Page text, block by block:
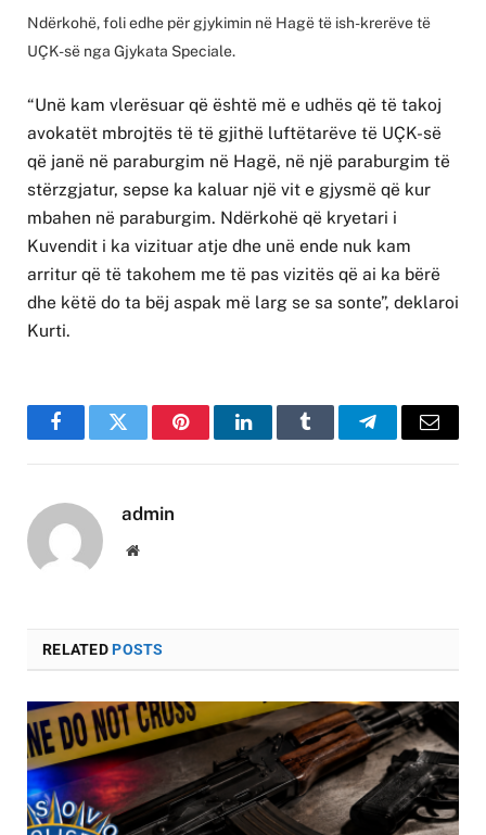
Ndërkohë, foli edhe për gjykimin në Hagë të ish-krerëve të
UÇK-së nga Gjykata Speciale.
“Unë kam vlerësuar që është më e udhës që të takoj
avokatët mbrojtës të të gjithë luftëtarëve të UÇK-së
që janë në paraburgim në Hagë, në një paraburgim të
stërzgjatur, sepse ka kaluar një vit e gjysmë që kur
mbahen në paraburgim. Ndërkohë që kryetari i
Kuvendit i ka vizituar atje dhe unë ende nuk kam
arritur që të takohem me të pas vizitës që ai ka bërë
dhe këtë do ta bëj aspak më larg se sa sonte”, deklaroi
Kurti.
FacebookTwitter PinterestLinkedInTumblr TelegramEmail
admin
Website
RELATEDPOSTS